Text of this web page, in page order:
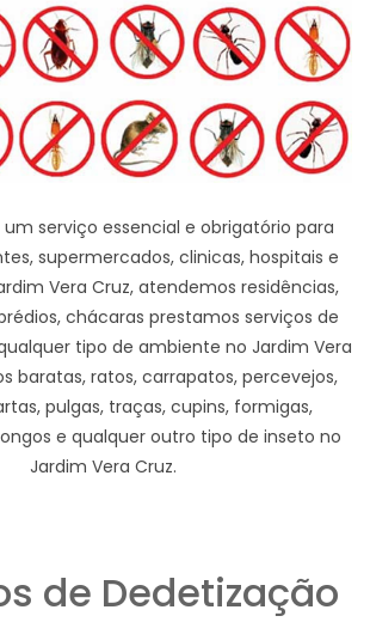
serviço essencial e obrigatório para
supermercados, clinicas, hospitais e
Vera Cruz, atendemos residências,
chácaras prestamos serviços de
tipo de ambiente no Jardim Vera
baratas, ratos, carrapatos, percevejos,
pulgas, traças, cupins, formigas,
e qualquer outro tipo de inseto no
Jardim Vera Cruz.
de Dedetização